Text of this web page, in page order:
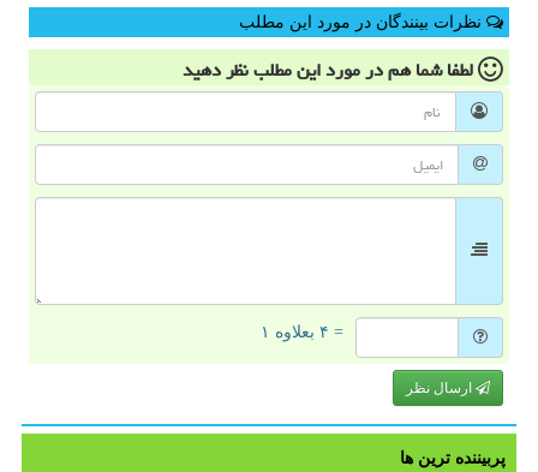
نظرات بینندگان در مورد این مطلب
لطفا شما همدر مورد این مطلبنظر دهید
= ۴ بعلاوه ۱
ارسال نظر
پربیننده ترین ها